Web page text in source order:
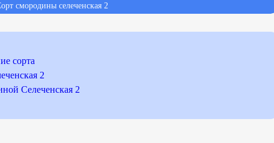
смородины селеченская 2
сорта
2
Селеченская 2